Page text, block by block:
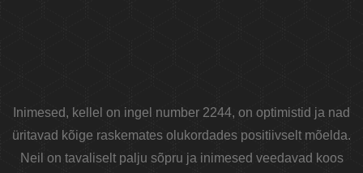
Inimesed, kellel on ingel number 2244, on optimistid ja nad
üritavad kõige raskemates olukordades positiivselt mõelda.
Neil on tavaliselt palju sõpru ja inimesed veedavad koos